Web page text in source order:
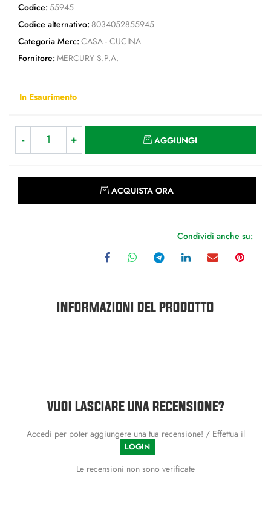
Codice: 55945
Codice alternativo: 8034052855945
Categoria Merc: CASA - CUCINA
Fornitore: MERCURY S.P.A.
In Esaurimento
AGGIUNGI
ACQUISTA ORA
Condividi anche su:
INFORMAZIONI DEL PRODOTTO
VUOI LASCIARE UNA RECENSIONE?
Accedi per poter aggiungere una tua recensione! / Effettua il
LOGIN
Le recensioni non sono verificate